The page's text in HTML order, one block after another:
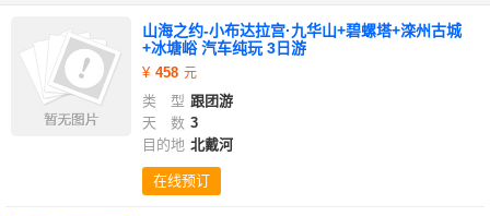
山海之约-小布达拉宫·九华山+碧螺塔+滦州古城
+冰塘峪 汽车纯玩 3日游
458
类 型 跟团游
天 数 3
目的地 北戴河
在线预订